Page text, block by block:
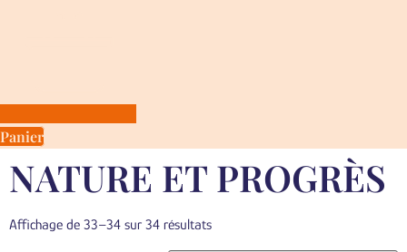
Panier
NATURE ET PROGRÈS
Affichage de 33–34 sur 34 résultats